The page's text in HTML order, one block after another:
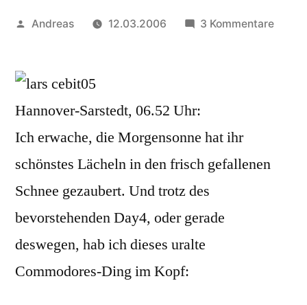
Veröffentlicht
Andreas 12.03.2006 3 Kommentarezu
Hannover-Sarstedt, 06.52 Uhr:
Ich erwache, die Morgensonne hat ihr
schönstes Lächeln in den frisch gefallenen
Schnee gezaubert. Und trotz des
bevorstehenden Day4, oder gerade
deswegen, hab ich dieses uralte
Commodores-Ding im Kopf: